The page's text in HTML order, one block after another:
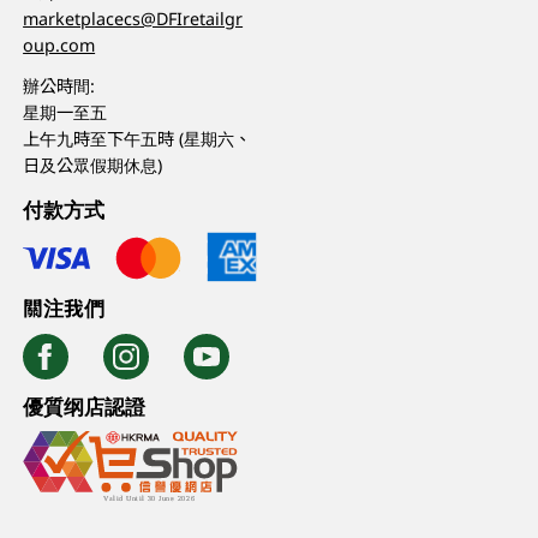
marketplacecs@DFIretailgr
oup.com
辦公時間:
星期一至五
上午九時至下午五時 (星期六、
日及公眾假期休息)
付款方式
關注我們
優質纲店認證